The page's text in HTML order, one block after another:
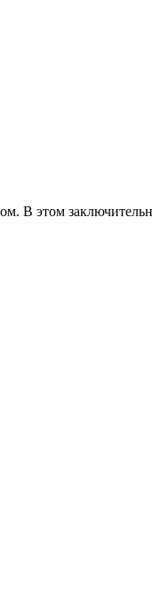
В этом